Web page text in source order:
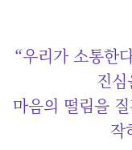
“우리가 소통한
진
마음의 떨림을
작